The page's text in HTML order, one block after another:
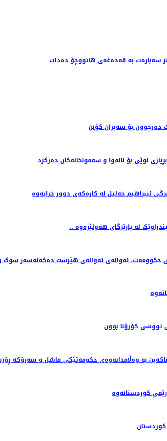
دەرچوون بۆ سەیران کۆنن
نوێی بۆ نانه‌وا و سه‌مونخانه‌كان ده‌ركرد
ئیبراهیم خەلیل لە کارەکەی دوور خرایەوە
لە پارێزگای هەولێرەوە
حکوومەت، ئەوانەی ئەوانەی هێرشت دەکەنەسەر سوک
كۆرۆنا بوون
کوردستانەوە